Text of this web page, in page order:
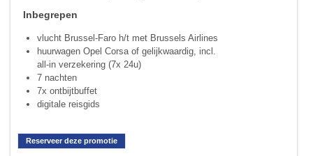
Inbegrepen
vlucht Brussel-Faro h/t met Brussels Airlines
huurwagen Opel Corsa of gelijkwaardig, incl.
all-in verzekering (7x 24u)
7 nachten
7x ontbijtbuffet
digitale reisgids
Reserveer deze promotie